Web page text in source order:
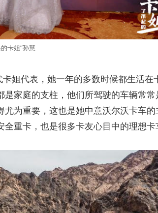
卡姐”孙慧
姐代表，她一年的多数时候都生活在
家庭的支柱，他们所驾驶的车辆常常
为重要，这也是她中意沃尔沃卡车的
重卡，也是很多卡友心目中的理想卡